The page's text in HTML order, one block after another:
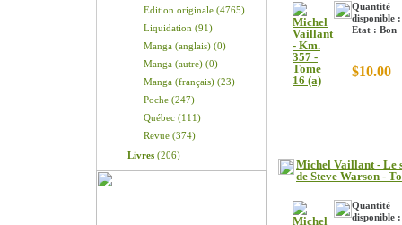
Edition originale (4765)
Liquidation (91)
Manga (anglais) (0)
Manga (autre) (0)
Manga (français) (23)
Poche (247)
Québec (111)
Revue (374)
Livres (206)
Quantité
disponible
Etat : Bon
$10.00
Michel Vaillant - Le
de Steve Warson -
Quantité
disponible